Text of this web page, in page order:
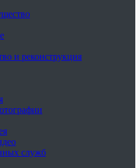
и реконструкция
служб